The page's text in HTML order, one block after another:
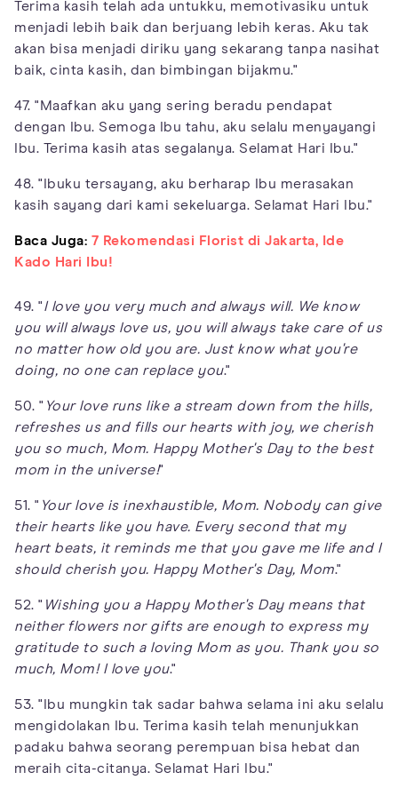
Terima kasih telah ada untukku, memotivasiku untuk
menjadi lebih baik dan berjuang lebih keras. Aku tak
akan bisa menjadi diriku yang sekarang tanpa nasihat
baik, cinta kasih, dan bimbingan bijakmu."
47. "Maafkan aku yang sering beradu pendapat
dengan Ibu. Semoga Ibu tahu, aku selalu menyayangi
Ibu. Terima kasih atas segalanya. Selamat Hari Ibu."
48. "Ibuku tersayang, aku berharap Ibu merasakan
kasih sayang dari kami sekeluarga. Selamat Hari Ibu."
Baca Juga: 7 Rekomendasi Florist di Jakarta, Ide
Kado Hari Ibu!
49. "I love you very much and always will. We know
you will always love us, you will always take care of us
no matter how old you are. Just know what you're
doing, no one can replace you."
50. " Your love runs like a stream down from the hills,
refreshes us and fills our hearts with joy, we cherish
you so much, Mom. Happy Mother's Day to the best
mom in the universe!"
51. " Your love is inexhaustible, Mom. Nobody can give
their hearts like you have. Every second that my
heart beats, it reminds me that you gave me life and I
should cherish you. Happy Mother's Day, Mom."
52. " Wishing you a Happy Mother's Day means that
neither flowers nor gifts are enough to express my
gratitude to such a loving Mom as you. Thank you so
much, Mom! I love you."
53. "Ibu mungkin tak sadar bahwa selama ini aku selalu
mengidolakan Ibu. Terima kasih telah menunjukkan
padaku bahwa seorang perempuan bisa hebat dan
meraih cita-citanya. Selamat Hari Ibu."